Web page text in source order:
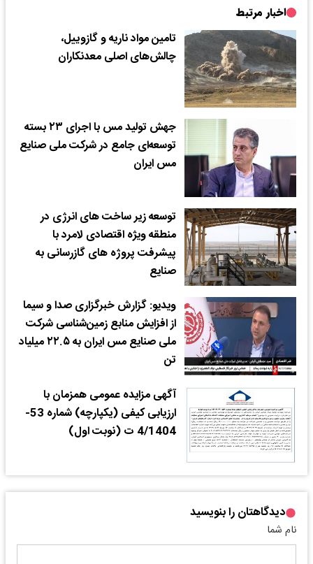
اخبار مرتبط
تامین مواد ناریه و گازوییل،
چالش‌های اصلی معدنکاران
جهش تولید مس با اجرای ۲۳ بسته
توسعه‌ای جامع در شرکت ملی صنایع
مس ایران
توسعه زیر ساخت های انرژی در
منطقه ویژه اقتصادی لامرد با
پیشرفت پروژه های گازرسانی به
صنایع
ویدیو: گزارش خبرگزاری صدا و سیما
از افزایش منابع زمین‌شناسی شرکت
ملی صنایع مس ایران به ۲۲.۵ میلیاد
تن
آگهی مزایده عمومی همزمان با
ارزیابی کیفی (یکپارچه) شماره 53-
4/1404 ت (نوبت اول)
دیدگاهتان را بنویسید
نام شما